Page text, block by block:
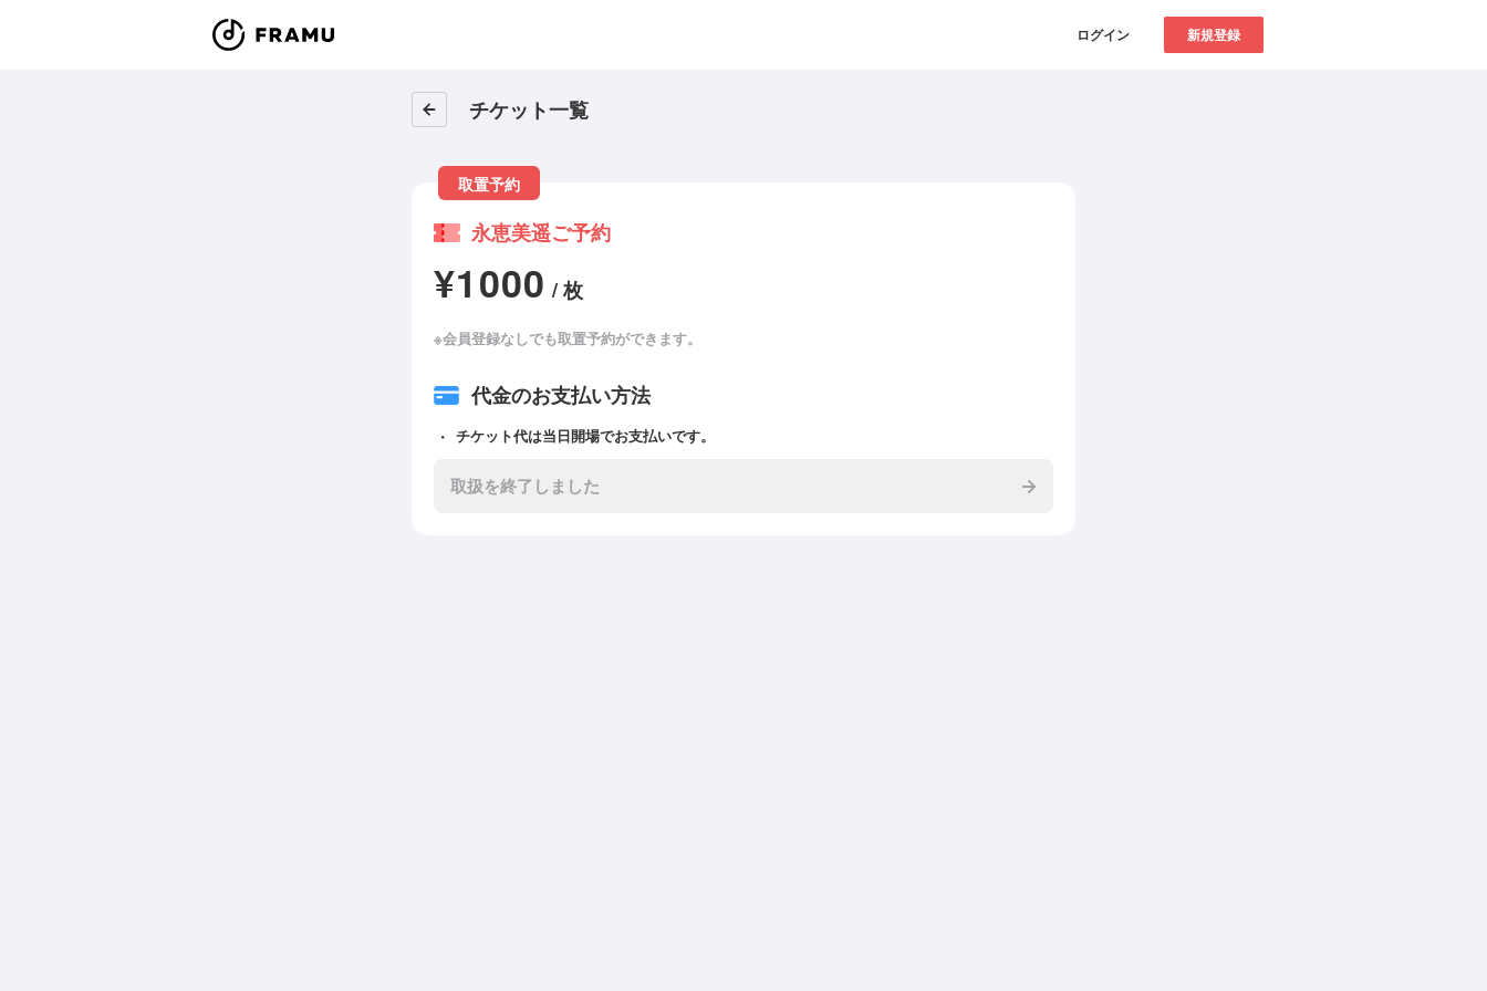
ログイン 新規登録
チケット一覧
取置予約
永恵美遥ご予約
¥1000 / 枚
※会員登録なしでも取置予約ができます。
代金のお支払い方法
チケット代は当日開場でお支払いです。
取扱を終了しました